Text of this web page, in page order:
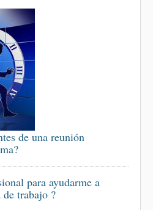
de una reunión
para ayudarme a
de trabajo ?